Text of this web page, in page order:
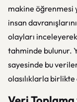
makine öğrenmesi
insan
olayları
tahminde bulunur.
sayesinde bu
olasılıklarla